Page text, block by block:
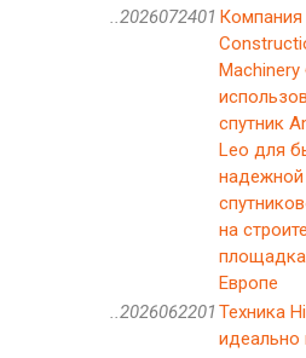
..2026072401 Компания
Machinery
спутник
Leo для
надежной
на
Европе
..2026062201 Техника
идеально